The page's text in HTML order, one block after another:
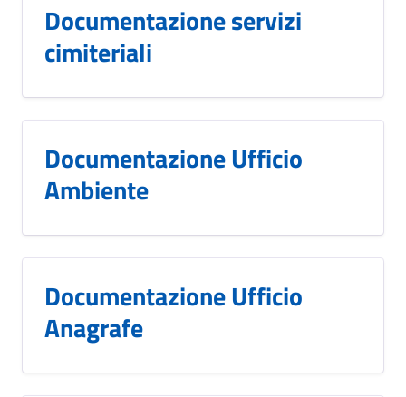
Documentazione servizi
cimiteriali
Documentazione Ufficio
Ambiente
Documentazione Ufficio
Anagrafe